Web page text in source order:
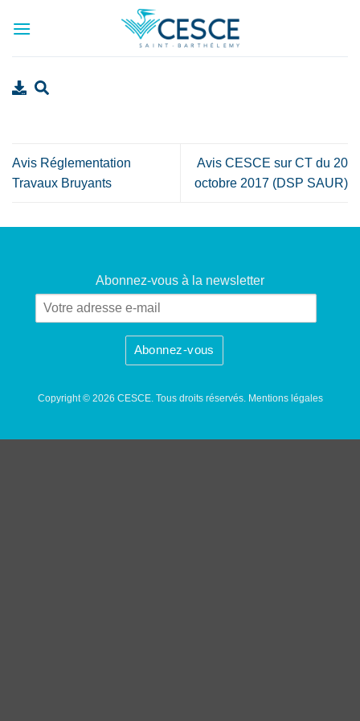
Avis Réglementation
Travaux Bruyants
Avis CESCE sur CT du 20
octobre 2017 (DSP SAUR)
Abonnez-vous à la newsletter
Copyright © 2026 CESCE. Tous droits réservés. Mentions légales